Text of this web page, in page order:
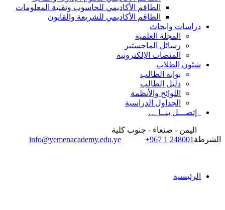
الطاقم الأكاديمي للحاسوب وتقنية المعلومات
الطاقم الأكاديمي للشريعة والقانون
دراسات وابحاث
المجلة العلمية
رسائل الماجستير
المنصات الإلكترونية
شئون الطلاب
بوابة الطالب
دليل الطالب
اللوائح والأنظمة
الجداول الدراسية
إتصـــل بنــا …
اليمن - صنعاء - جنوب كلية
الشرطة
info@yemenacademy.edu.ye +967 1 248001
الرئيسية